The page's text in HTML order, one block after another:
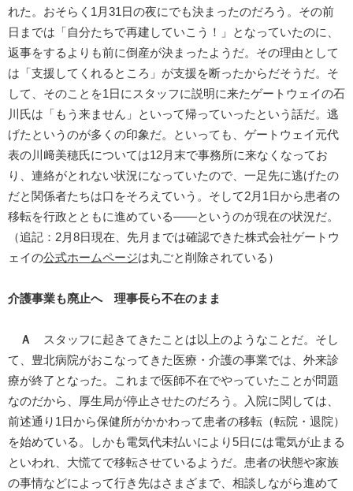
れた。おそらく1月31日の夜にでも決まったのだろう。その前
日までは「自分たちで再建していこう！」となっていたのに、
返事をするよりも前に倒産が決まったようだ。その理由として
は「支援してくれるところ」が支援を断ったからだそうだ。そ
して、そのことを1日にスタッフに説明に来たゲートウェイの石
川氏は「もう来ません」といって帰っていったという話だ。逃
げたというのが多くの印象だ。といっても、ゲートウェイ元代
表の川﨑美穂氏については12月末で事務所に来なくなってお
り、連絡がとれない状況になっていたので、一足先に逃げたの
だと関係者たちは口をそろえていう。そして2月1日から患者の
移転を行政とともに進めている――というのが現在の状況だ。
（追記：2月8日現在、先月までは確認できた株式会社ゲートウ
ェイの公式ホームページは丸ごと削除されている）
介護事業も廃止へ 理事長ら不在のまま
Ａ
スタッフに起きてきたことは以上のようなことだ。そし
て、豊北病院がおこなってきた医療・介護の事業では、外来診
療が終了となった。これまで医師不在でやっていたことが問題
なのだから、厚生局が停止させたのだろう。入院に関しては、
前述通り1日から保健所がかかわって患者の移転（転院・退院）
を始めている。しかも電気代未払いにより5日には電気が止まる
といわれ、大慌てで移転させているようだ。患者の状態や家族
の事情などによって行き先はさまざまで、相談しながら進めて